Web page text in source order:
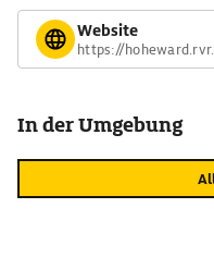
Website
https://
In der Umgebung